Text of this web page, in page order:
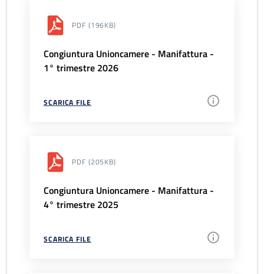
PDF (196KB)
Congiuntura Unioncamere - Manifattura -
1° trimestre 2026
SCARICA FILE
PDF (205KB)
Congiuntura Unioncamere - Manifattura -
4° trimestre 2025
SCARICA FILE